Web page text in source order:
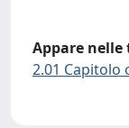
Appare nelle
2.01 Capitolo